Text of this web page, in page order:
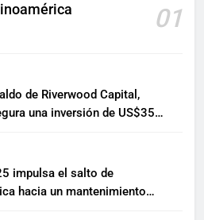
01
de Riverwood Capital,
una inversión de US$35
impulsa el salto de
hacia un mantenimiento